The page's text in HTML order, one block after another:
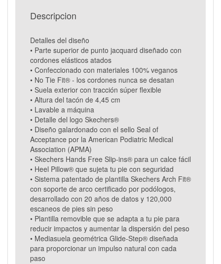
Descripcion
Detalles del diseño
• Parte superior de punto jacquard diseñado con
cordones elásticos atados
• Confeccionado con materiales 100% veganos
• No Tie Fit® - los cordones nunca se desatan
• Suela exterior con tracción súper flexible
• Altura del tacón de 4,45 cm
• Lavable a máquina
• Detalle del logo Skechers®
• Diseño galardonado con el sello Seal of
Acceptance por la American Podiatric Medical
Association (APMA)
• Skechers Hands Free Slip-ins® para un calce fácil
• Heel Pillow® que sujeta tu pie con seguridad
• Sistema patentado de plantilla Skechers Arch Fit®
con soporte de arco certificado por podólogos,
desarrollado con 20 años de datos y 120,000
escaneos de pies sin peso
• Plantilla removible que se adapta a tu pie para
reducir impactos y aumentar la dispersión del peso
• Mediasuela geométrica Glide-Step® diseñada
para proporcionar un impulso natural con cada
paso